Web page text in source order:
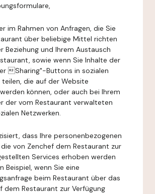
im Rahmen von Anfragen, die Sie
über beliebige Mittel richten
Beziehung und Ihrem Austausch
sowie wenn Sie Inhalte der
Sharing"-Buttons in sozialen
teilen, die auf der Website
können, oder auch bei Ihrem
der vom Restaurant verwalteten
Netzwerken.
dass Ihre personenbezogenen
von Zenchef dem Restaurant zur
Services erhoben werden
Beispiel, wenn Sie eine
beim Restaurant über das
dem Restaurant zur Verfügung